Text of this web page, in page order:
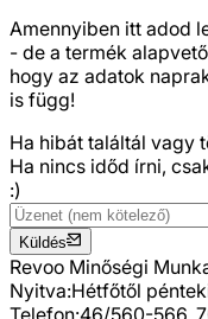
Amennyiben itt adod
- de a termék
hogy az adatok
is függ!
Ha hibát találtál vagy
Ha nincs időd írni,
:)
Küldés
Revoo Minőségi
Nyitva:Hétfőtől
Telefon:46/560-566,